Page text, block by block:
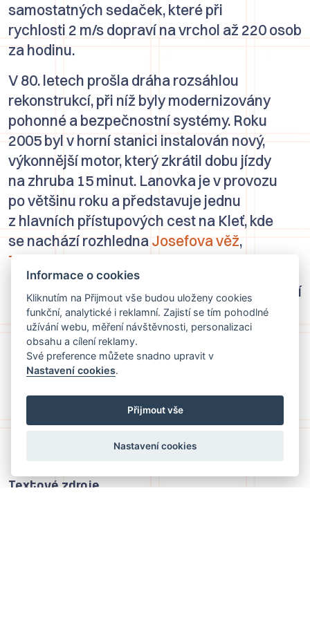
samostatných sedaček, které při
rychlosti 2 m/s dopraví na vrchol až 220 osob
za hodinu.
V 80. letech prošla dráha rozsáhlou
rekonstrukcí, při níž byly modernizovány
pohonné a bezpečnostní systémy. Roku
2005 byl v horní stanici instalován nový,
výkonnější motor, který zkrátil dobu jízdy
na zhruba 15 minut. Lanovka je v provozu
po většinu roku a představuje jednu
z hlavních přístupových cest na Kleť, kde
se nachází rozhledna Josefova věž,
Tereziina chata
Martínek Jiří
Textové zdroje
Informace o cookies
Kliknutím na Přijmout vše budou uloženy cookies
funkční, analytické i reklamní. Zajistí se tím pohodlné
užívání webu, měření návštěvnosti, personalizaci
obsahu a cílení reklamy.
Své preference můžete snadno upravit v
Nastavení cookies.
Přijmout vše
Nastavení cookies